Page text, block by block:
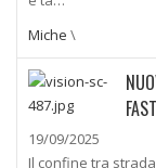
Miche \
19/09/2025
Il confine tra